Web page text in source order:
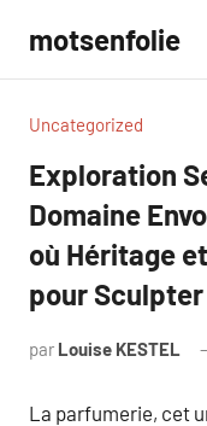
contenu
motsenfolie
Uncategorized
Exploration
Domaine
où Héritage
pour Sculpter
par Louise KESTEL
La parfumerie, cet